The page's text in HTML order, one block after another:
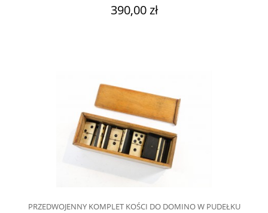
390,00 zł
PRZEDWOJENNY KOMPLET KOŚCI DO DOMINO W PUDEŁKU